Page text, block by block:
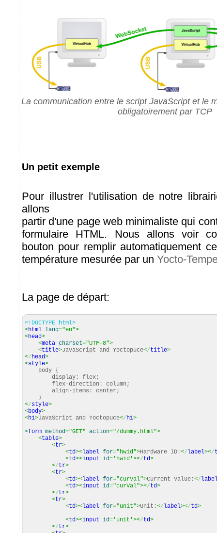
La communication entre le script JavaScript et le
obligatoirement par TCP
Un petit exemple
Pour illustrer l'utilisation de notre
allons
partir d'une page web minimaliste qui
formulaire HTML. Nous allons voir
bouton pour remplir automatiquement
température mesurée par un Yocto-
La page de départ:
<!DOCTYPE html>
<html lang="en">
<head>
<meta charset="UTF-8">
<title>JavaScript and Yoctopuce</title>
</head>
<style>
body {
display: flex;
flex-direction: column;
align-items: center;
}
</style>
<body>
<h1>JavaScript and Yoctopuce</h1>
<form method="GET" action="/dummy.html">
<table>
<tr>
<td><label for="hwid">Hardware ID:</ label></
<td><input id= 'hwid'></td>
</tr>
<tr>
<td><label for="curVal">Current Value:</
<td><input id="curVal"></td>
</tr>
<tr>
<td><label for="unit">Unit:</ label></td>
<td><input id= 'unit'></td>
</tr>